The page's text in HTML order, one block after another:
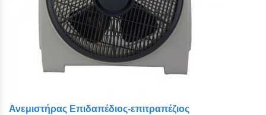
Ανεμιστήρας Επιδαπέδιος-επιτραπέζιος